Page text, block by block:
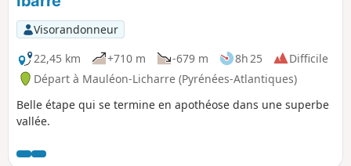
Visorandonneur
22,45 km
+710 m -679 m 8h 25
Difficile
Départ à Mauléon-Licharre (Pyrénées-Atlantiques)
Belle étape qui se termine en apothéose dans une superbe
vallée.